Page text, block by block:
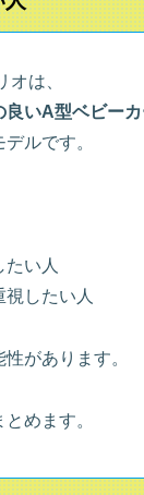
オは、
良いA型ベビー
ルです。
い人
したい人
があります。
めます。